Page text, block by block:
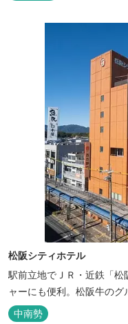
松阪シティホテル
駅前立地でＪＲ・近鉄「
ャーにも便利。松阪牛のグ
中南勢